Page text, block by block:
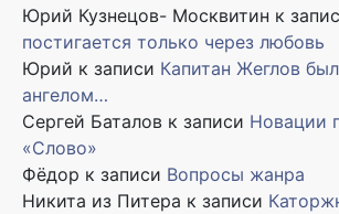
Юрий Кузнецов- Москвитин к
постигается только через любовь
Юрий к записи Капитан Жеглов
ангелом…
Сергей Баталов к записи Новации
«Слово»
Фёдор к записи Вопросы жанра
Никита из Питера к записи